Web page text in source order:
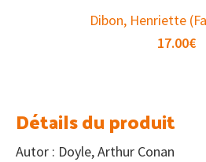
Dibon, Henriette
17.00€
Détails du produit
Autor : Doyle, Arthur Conan